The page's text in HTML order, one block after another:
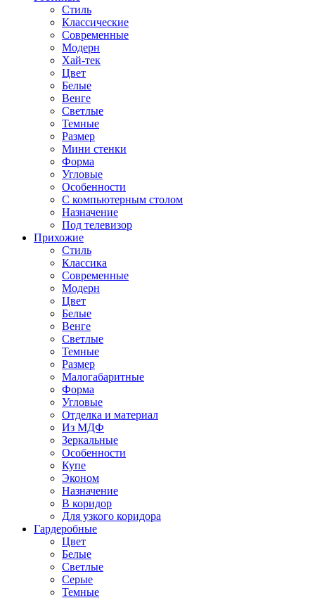
Стиль
Классические
Современные
Модерн
Хай-тек
Цвет
Белые
Венге
Светлые
Темные
Размер
Мини стенки
Форма
Угловые
Особенности
С компьютерным столом
Назначение
Под телевизор
Прихожие
Стиль
Классика
Современные
Модерн
Цвет
Белые
Венге
Светлые
Темные
Размер
Малогабаритные
Форма
Угловые
Отделка и материал
Из МДФ
Зеркальные
Особенности
Купе
Эконом
Назначение
В коридор
Для узкого коридора
Гардеробные
Цвет
Белые
Светлые
Серые
Темные